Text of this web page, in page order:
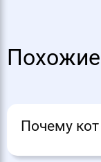
Похожие
Почему кот